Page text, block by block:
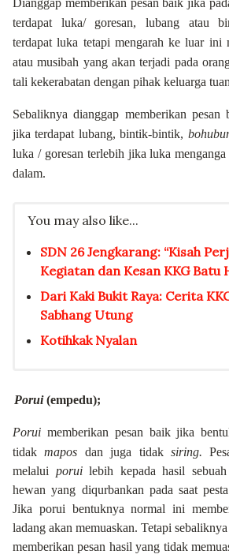
terdapat luka/ goresan, lubang atau
terdapat luka tetapi mengarah ke luar ini
atau musibah yang akan terjadi pada
tali kekerabatan dengan pihak keluarga
Sebaliknya dianggap memberikan pesan
jika terdapat lubang, bintik-bintik,
luka / goresan terlebih jika luka menganga
dalam.
You may also like...
SDN 26 Jengkarang: “Kisah
Kegiatan dan Kesan KKG Batu
Dari Kaki Bukit Raya: Cerita
Sabhang Utung
Kotihkak Nyalan
Porui(empedu);
Porui memberikan pesan baik jika
tidakmapos dan juga tidak siring.
melalui poruilebih kepada hasil
hewan yang diqurbankan pada saat
Jika porui bentuknya normal ini
ladang akan memuaskan. Tetapi
memberikan pesan hasil yang tidak